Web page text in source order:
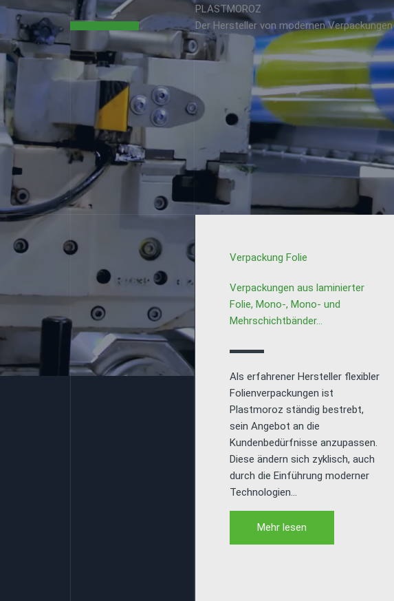
Your Attractive Heading
PLASTMOROZ
Der Hersteller von modernen Verpackungen
Verpackung Folie
Verpackungen aus laminierter
Folie, Mono-, Mono- und
Mehrschichtbänder…
Als erfahrener Hersteller flexibler
Folienverpackungen ist
Plastmoroz ständig bestrebt,
sein Angebot an die
Kundenbedürfnisse anzupassen.
Diese ändern sich zyklisch, auch
durch die Einführung moderner
Technologien…
Mehr lesen